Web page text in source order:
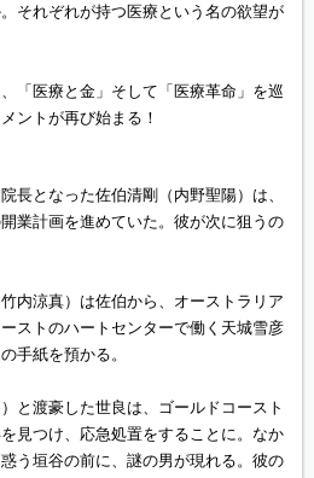
それぞれが持つ医療という名の欲望が
「医療と金」そして「医療革命」を巡
ントが再び始まる！
長となった佐伯清剛（内野聖陽）は、
業計画を進めていた。彼が次に狙うの
内涼真）は佐伯から、オーストラリア
ストのハートセンターで働く天城雪彦
手紙を預かる。
と渡豪した世良は、ゴールドコースト
見つけ、応急処置をすることに。なか
う垣谷の前に、謎の男が現れる。彼の